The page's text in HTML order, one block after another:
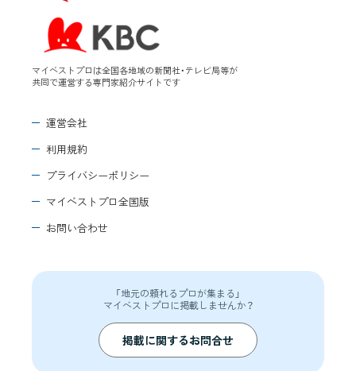
マイベストプロは全国各地域の新聞社・テレビ局等が
共同で運営する専門家紹介サイトです
運営会社
利用規約
プライバシーポリシー
マイベストプロ全国版
お問い合わせ
「地元の頼れるプロが集まる」
マイベストプロに掲載しませんか？
掲載に関するお問合せ